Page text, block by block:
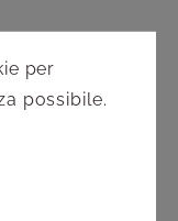
per
possibile.